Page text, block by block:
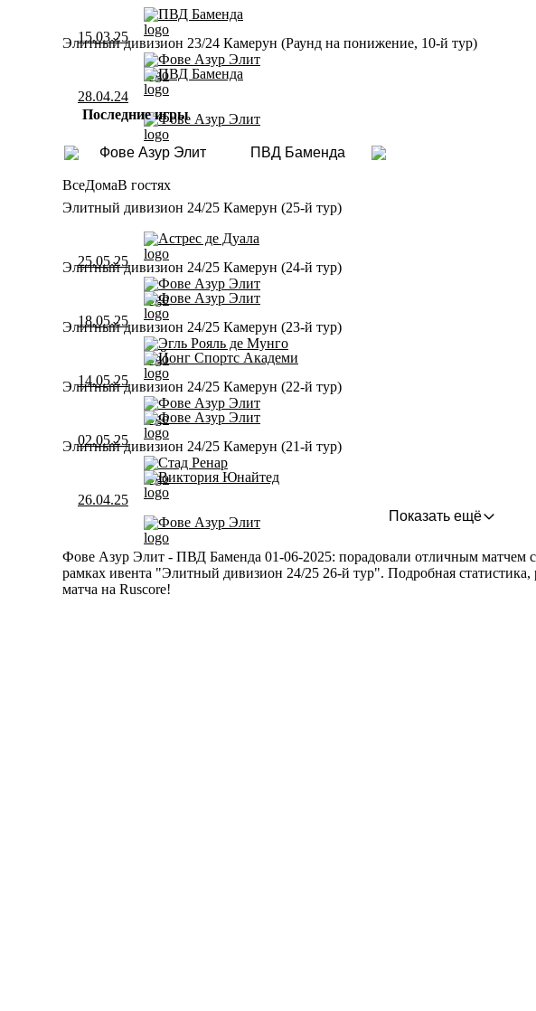
15.03.25
ПВД Баменда
Фове Азур Элит
Элитный дивизион 23/24 Камерун (Раунд на понижение, 10-й тур)
28.04.24
ПВД Баменда
Фове Азур Элит
Последние игры
Фове Азур Элит ПВД Баменда
ВсеДомаВ гостях
Элитный дивизион 24/25 Камерун (25-й тур)
25.05.25
Астрес де Дуала
Фове Азур Элит
Элитный дивизион 24/25 Камерун (24-й тур)
18.05.25
Фове Азур Элит
Эгль Рояль де Мунго
Элитный дивизион 24/25 Камерун (23-й тур)
14.05.25
Йонг Спортс Академи
Фове Азур Элит
Элитный дивизион 24/25 Камерун (22-й тур)
02.05.25
Фове Азур Элит
Стад Ренар
Элитный дивизион 24/25 Камерун (21-й тур)
26.04.25
Виктория Юнайтед
Фове Азур Элит
Показать ещё
Фове Азур Элит - ПВД Баменда 01-06-2025: порадовали отличным матчем
рамках ивента "Элитный дивизион 24/25 26-й тур". Подробная
матча на Ruscore!